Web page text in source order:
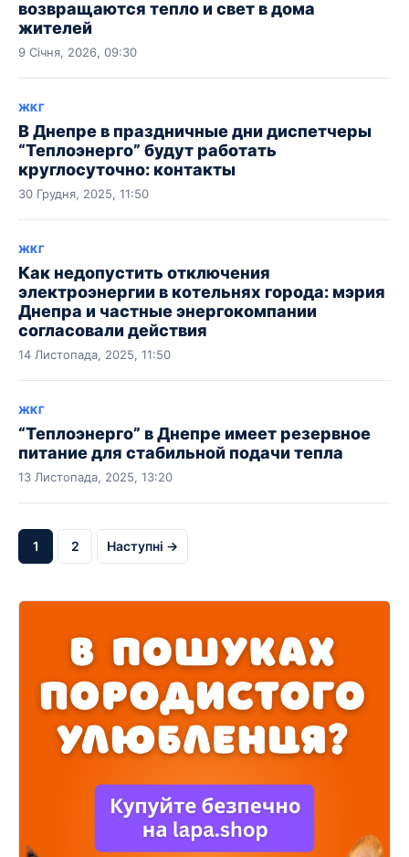
возвращаются тепло и свет в дома
жителей
9 Січня, 2026, 09:30
ЖКГ
В Днепре в праздничные дни диспетчеры
“Теплоэнерго” будут работать
круглосуточно: контакты
30 Грудня, 2025, 11:50
ЖКГ
Как недопустить отключения
электроэнергии в котельнях города: мэрия
Днепра и частные энергокомпании
согласовали действия
14 Листопада, 2025, 11:50
ЖКГ
“Теплоэнерго” в Днепре имеет резервное
питание для стабильной подачи тепла
13 Листопада, 2025, 13:20
1 2 Наступні →